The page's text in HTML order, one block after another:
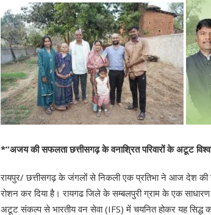
*”अजय की सफलता छत्तीसगढ़ के वनाश्रित परिवारों के अटूट
रायपुर/ छत्तीसगढ़ के जंगलों से निकली एक प्रतिभा ने आज देश की
रोशन कर दिया है। रायगढ जिले के सम्बलपुरी ग्राम के एक
अटूट संकल्प से भारतीय वन सेवा (IFS) में चयनित होकर यह सिद्ध